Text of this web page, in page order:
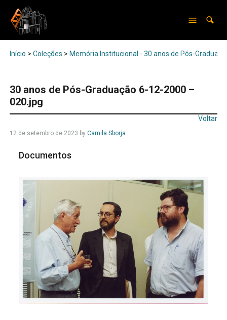
Início > Coleções > Memória Institucional - 30 anos de Pós-
30 anos de Pós-Graduação 6-12-2000 –
020.jpg
Voltar
12 de setembro de 2023 by Camila Sborja
Documentos